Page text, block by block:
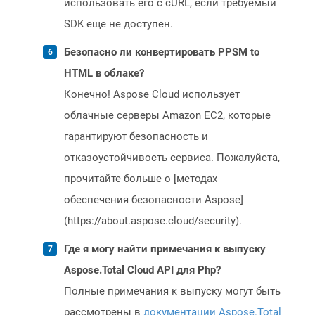
использовать его с cURL, если требуемый
SDK еще не доступен.
Безопасно ли конвертировать PPSM to
HTML в облаке?
Конечно! Aspose Cloud использует
облачные серверы Amazon EC2, которые
гарантируют безопасность и
отказоустойчивость сервиса. Пожалуйста,
прочитайте больше о [методах
обеспечения безопасности Aspose]
(https://about.aspose.cloud/security).
Где я могу найти примечания к выпуску
Aspose.Total Cloud API для Php?
Полные примечания к выпуску могут быть
рассмотрены в документации Aspose.Total